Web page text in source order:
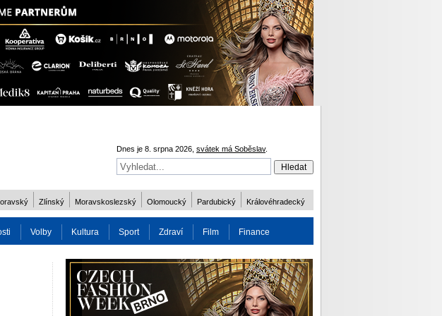
Dnes je 8. srpna 2026, svátek má Soběslav.
Zlínský Moravskoslezský Olomoucký Pardubický Královéhradecký
Volby Kultura Sport Zdraví Film Finance
Charita Osobnost Více ODM 2016